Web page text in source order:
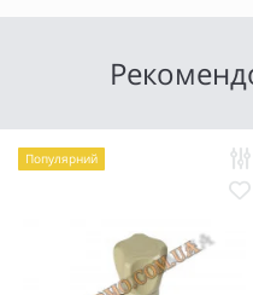
Популярний